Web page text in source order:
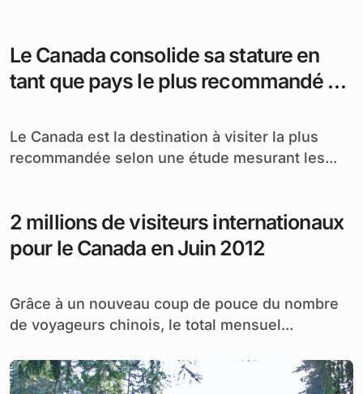
Le Canada consolide sa stature en
tant que pays le plus recommandé au
Le Canada est la destination à visiter la plus
recommandée selon une étude mesurant les...
2 millions de visiteurs internationaux
pour le Canada en Juin 2012
Grâce à un nouveau coup de pouce du nombre
de voyageurs chinois, le total mensuel...